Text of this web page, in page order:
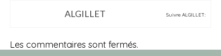
Suivre ALGILLET:
ALGILLET
Les commentaires sont fermés.